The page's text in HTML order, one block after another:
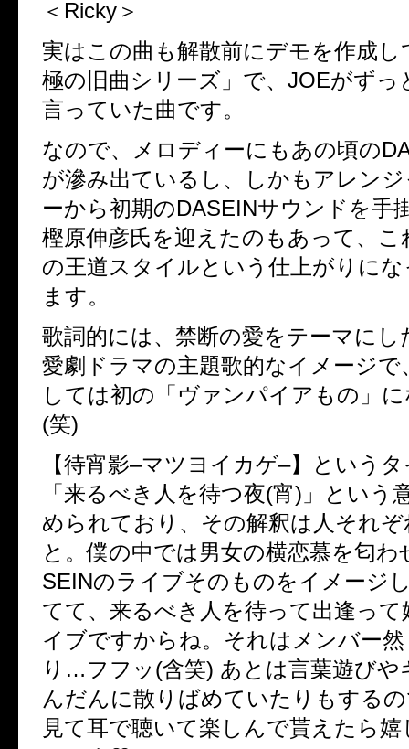
＜ Ricky ＞
実はこの曲も解散前にデモを作成し
極の旧曲シリーズ」で、 JOEがずっ
言っていた曲です。
なので、メロディーにもあの頃の
が滲み出ているし、しかもアレン
ーから初期のDASEINサウンドを手
樫原伸彦氏を迎えたのもあって、こ
の王道スタイルという仕上がりに
ます。
歌詞的には、禁断の愛をテーマにし
愛劇ドラマの主題歌的なイメージで
しては初の「ヴァンパイアもの」
(笑)
【待宵影–マツヨイカゲ–】という
「来るべき人を待つ夜(宵) 」という
められており、その解釈は人それ
と。僕の中では男女の横恋慕を匂わ
SEINのライブそのものをイメージ
てて、来るべき人を待って出逢っ
イブですからね。それはメンバー
り…フフッ (含笑) あとは言葉遊びや
んだんに散りばめていたりもする
見て耳で聴いて楽しんで貰えたら